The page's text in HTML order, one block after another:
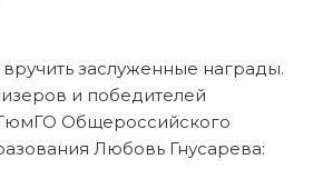
заслуженные награды.
и победителей
Общероссийского
Любовь Гнусарева: